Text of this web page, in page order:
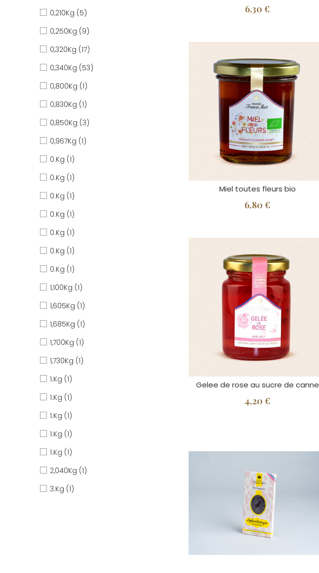
0,210Kg (5)
0,250Kg (9)
0,320Kg (17)
0,340Kg (53)
0,800Kg (1)
0,830Kg (1)
0,850Kg (3)
0,967Kg (1)
0.Kg (1)
0.Kg (1)
0.Kg (1)
0.Kg (1)
0.Kg (1)
0.Kg (1)
0.Kg (1)
1,100Kg (1)
1,605Kg (1)
1,685Kg (1)
1,700Kg (1)
1,730Kg (1)
1.Kg (1)
1.Kg (1)
1.Kg (1)
1.Kg (1)
1.Kg (1)
2,040Kg (1)
3.Kg (1)
6,30 €
Miel toutes fleurs bio
6,80 €
Gelee de rose au sucre de canne
4,20 €